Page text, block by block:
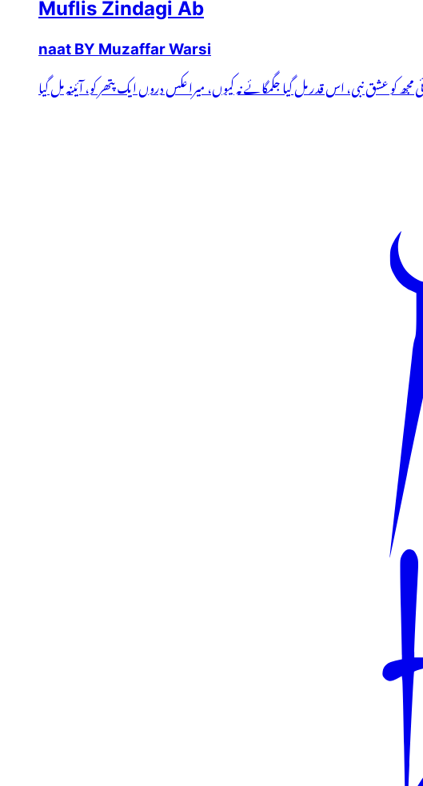
Muflis Zindagi Ab
naat BY Muzaffar Warsi
کو عشق نبی، اس قدر مل گیا جگمگائے نہ کیوں، میرا عکس دروں ایک پتھر کو، آئینہ مل گیا